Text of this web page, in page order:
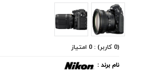
(0 کاربر) : 0 امتیاز
نام برند :